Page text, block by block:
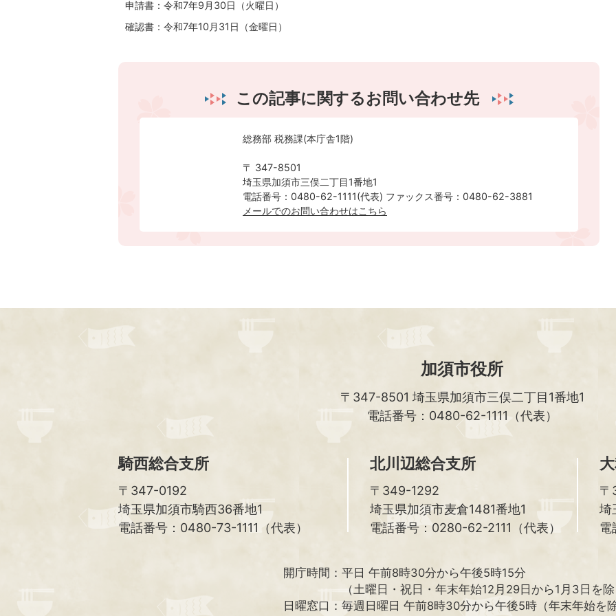
申請書：令和7年9月30日（火曜日）
確認書：令和7年10月31日（金曜日）
この記事に関するお問い合わせ先
総務部 税務課(本庁舎1階)
〒 347-8501
埼玉県加須市三俣二丁目1番地1
電話番号：0480-62-1111(代表) ファックス番号：0480-62-3881
メールでのお問い合わせはこちら
加須市役所
〒347-8501 埼玉県加須市三俣二丁目1番地1
電話番号：0480-62-1111（代表）
騎西総合支所
〒347-0192
埼玉県加須市騎西36番地1
電話番号：0480-73-1111（代表）
北川辺総合支所
〒349-1292
埼玉県加須市麦倉1481番地1
電話番号：0280-62-2111（代表）
〒
埼
電
開庁時間： 平日 午前8時30分から午後5時15分
（土曜日・祝日・年末年始12月29日から1月3日を
日曜窓口： 毎週日曜日 午前8時30分から午後5時（年末年始を